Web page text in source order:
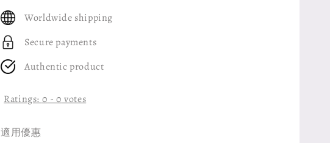
price
Worldwide shipping
Secure payments
Authentic product
Ratings: 0 -0 votes
適用優惠